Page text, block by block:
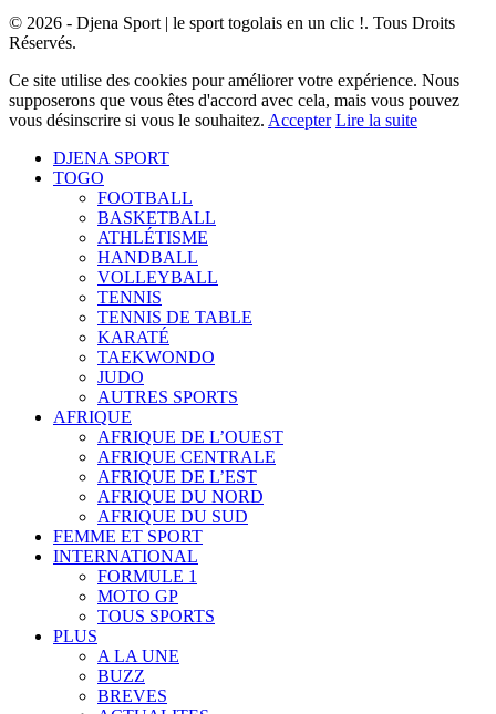
© 2026 - Djena Sport | le sport togolais en un clic !. Tous Droits
Réservés.
Ce site utilise des cookies pour améliorer votre expérience. Nous
supposerons que vous êtes d'accord avec cela, mais vous pouvez
vous désinscrire si vous le souhaitez. Accepter Lire la suite
DJENA SPORT
TOGO
FOOTBALL
BASKETBALL
ATHLÉTISME
HANDBALL
VOLLEYBALL
TENNIS
TENNIS DE TABLE
KARATÉ
TAEKWONDO
JUDO
AUTRES SPORTS
AFRIQUE
AFRIQUE DE L’OUEST
AFRIQUE CENTRALE
AFRIQUE DE L’EST
AFRIQUE DU NORD
AFRIQUE DU SUD
FEMME ET SPORT
INTERNATIONAL
FORMULE 1
MOTO GP
TOUS SPORTS
PLUS
A LA UNE
BUZZ
BREVES